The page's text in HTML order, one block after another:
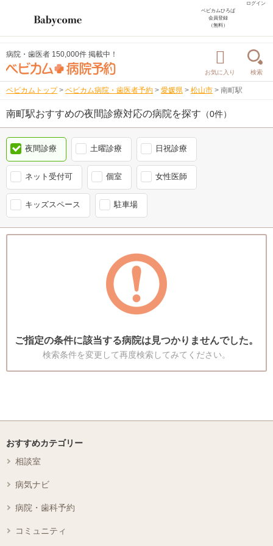
ログイン
ベビカムひろば
会員登録
（無料）
病院・歯医者 150,000件 掲載中！
お気に入り 検索
ベビカムトップ > ベビカム病院・歯医者予約 > 愛媛県 > 松山市 > 南町駅
南町駅おすすめの夜間診療対応の病院を探す （0件）
夜間診療 土曜診療 日祝診療
ネット受付可 個室 女性医師
キッズスペース 駐車場
ご指定の条件に該当する病院は見つかりませんでした。
検索条件を変更して再度検索してみてください。
おすすめカテゴリー
相談室
病気ナビ
病院・歯科予約
コミュニティ